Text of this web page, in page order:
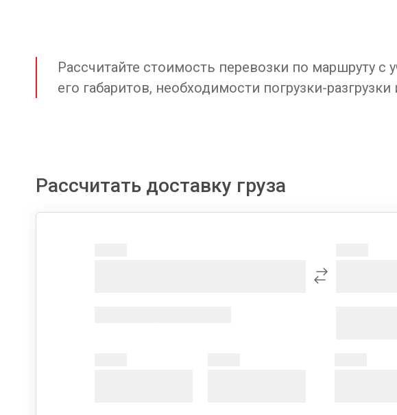
Рассчитайте стоимость перевозки по маршруту с
его габаритов, необходимости погрузки-
Рассчитать доставку груза